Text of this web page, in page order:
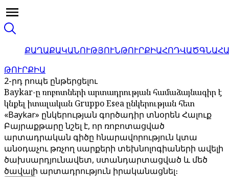
ՔԱՂԱՔԱԿԱՆՈՒԹՅՈՒՆԹՈՒՐՔԻԱՀՈԴՎԱԾ
ԹՈՒՐՔԻԱ
2-րդ րոպե ընթերցելու
Baykar-ը ռոբոտների արտադրության համաձայնագիր է
կնքել իտալական Gruppo Esea ընկերության հետ
«Baykar» ընկերության գործադիր տնօրեն Հալուք
Բայրաքթարը նշել է, որ ռոբոտացված
արտադրական գիծը հնարավորություն կտա
անօդաչու թռչող սարքերի տեխնոլոգիաների ավելի
ծախսարդյունավետ, ստանդարտացված և մեծ
ծավալի արտադրություն իրականացնել։